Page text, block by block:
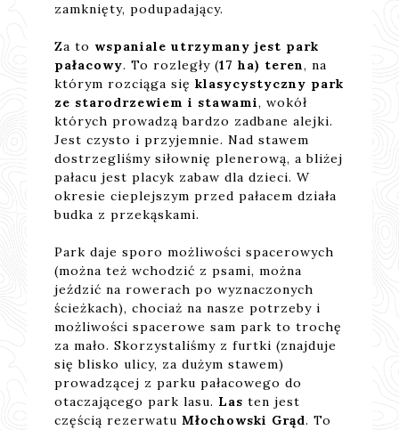
zamknięty, podupadający.
Za to wspaniale utrzymany jest park
pałacowy. To rozległy (17 ha) teren, na
którym rozciąga sięklasycystyczny park
ze starodrzewiem i stawami, wokół
których prowadzą bardzo zadbane alejki.
Jest czysto i przyjemnie. Nad stawem
dostrzegliśmy siłownię plenerową, a bliżej
pałacu jest placyk zabaw dla dzieci. W
okresie cieplejszym przed pałacem działa
budka z przekąskami.
Park daje sporo możliwości spacerowych
(można też wchodzić z psami, można
jeździć na rowerach po wyznaczonych
ścieżkach), chociaż na nasze potrzeby i
możliwości spacerowe sam park to trochę
za mało. Skorzystaliśmy z furtki (znajduje
się blisko ulicy, za dużym stawem)
prowadzącej z parku pałacowego do
otaczającego park lasu. Lasten jest
częścią rezerwatuMłochowski Grąd. To